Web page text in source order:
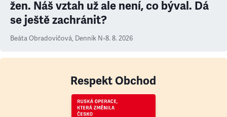
žen. Náš vztah už ale není, co býval. Dá
se ještě zachránit?
Beáta Obradovičová, Denník N•8. 8. 2026
Respekt Obchod